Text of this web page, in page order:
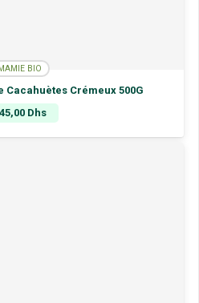
MAMIE BIO
Cacahuètes Crémeux 500G
Dhs